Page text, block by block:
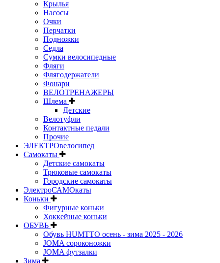
Крылья
Насосы
Очки
Перчатки
Подножки
Седла
Сумки велосипедные
Фляги
Флягодержатели
Фонари
ВЕЛОТРЕНАЖЕРЫ
Шлема
Детские
Велотуфли
Контактные педали
Прочие
ЭЛЕКТРОвелосипед
Самокаты
Детские самокаты
Трюковые самокаты
Городские самокаты
ЭлектроСАМОкаты
Коньки
Фигурные коньки
Хоккейные коньки
ОБУВЬ
Обувь HUMTTO осень - зима 2025 - 2026
JOMA сороконожки
JOMA футзалки
Зима